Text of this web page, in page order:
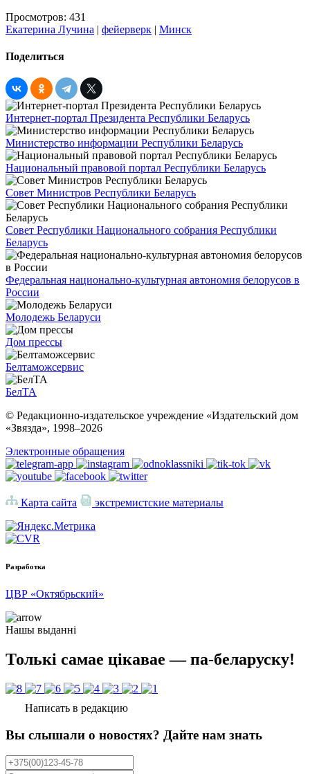
Просмотров: 431
Екатерина Лучина | фейерверк | Минск
Поделиться
Интернет-портал Президента Республики Беларусь
Министерство информации Республики Беларусь
Национальный правовой портал Республики Беларусь
Совет Министров Республики Беларусь
Совет Республики Национального собрания Республики
Беларусь
Федеральная национально-культурная автономия белорусов в
России
Молодежь Беларуси
Дом прессы
Белтаможсервис
БелТА
© Редакционно-издательское учреждение «Издательский дом
«Звязда», 1998–2026
Электронные обращения
Карта сайта экстремистские материалы
Разработка
ЦВР «Октябрьский»
Нашы выданні
Толькі самае цікавае — па-беларуску!
Написать в редакцию
Вы слышали о новостях? Дайте нам знать